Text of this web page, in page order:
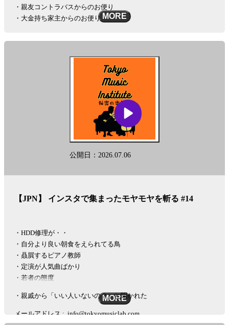
・親友コントラバスからのお便り
・大金持ち家主からのお便り
https://www.instagram.com/tokyomusicinstitute
for privacy information.
MORE
公開日：2026.07.06
【JPN】 インスタで集まったモヤモヤを斬る #14
・HDD修理が・・
・自分より良い朝食をえられてる鳥
・贔屓するピアノ教師
・定演が人気曲ばかり
・若者の態度
・親戚から「いい人いないの？」と聞かれた
メールアドレス : info@tokyomusiclab.com
MORE